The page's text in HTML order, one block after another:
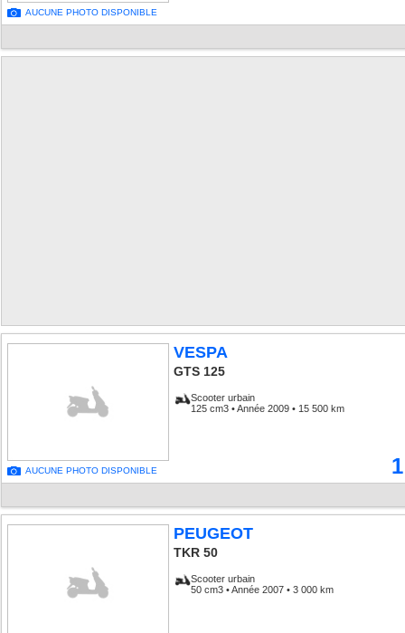
AUCUNE PHOTO DISPONIBLE
AUCUNE PHOTO DISPONIBLE
VESPA
GTS 125
Scooter urbain
125 cm3 • Année 2009 • 15 500 km
PEUGEOT
TKR 50
Scooter urbain
50 cm3 • Année 2007 • 3 000 km